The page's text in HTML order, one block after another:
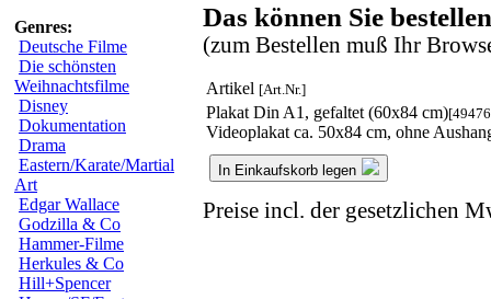
Genres:
Deutsche Filme
Die schönsten
Weihnachtsfilme
Disney
Dokumentation
Drama
Eastern/Karate/Martial
Art
Edgar Wallace
Godzilla & Co
Hammer-Filme
Herkules & Co
Hill+Spencer
Das können Sie
(zum Bestellen muß Ihr
Artikel [Art.Nr.]
Plakat Din A1, gefaltet (60x84 cm)
Videoplakat ca. 50x84 cm, ohne
In Einkaufskorb legen
Preise incl. der gesetzlichen